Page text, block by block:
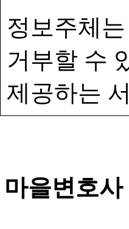
정보주체
거부할 수
제공하는
마을변호